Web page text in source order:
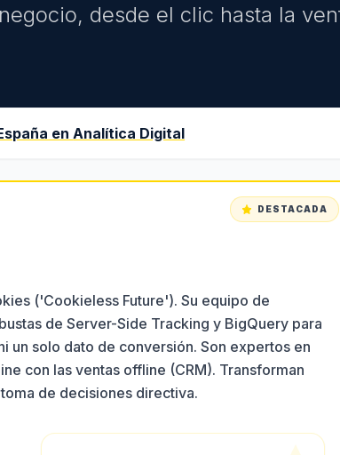
negocio, desde el clic hasta la
enAnalítica Digital
DESTACADA
('Cookieless Future'). Su equipo de
de Server-Side Tracking y BigQuery para
un solo dato de conversión. Son expertos en
con las ventas offline (CRM). Transforman
de decisiones directiva.